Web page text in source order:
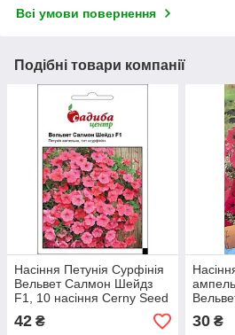
Всі умови повернення
Подібні товари компанії
Насіння Петунія Сурфінія
Вельвет Салмон Шейдз
F1, 10 насіння Cerny Seed
42 ₴
Cerny
30₴